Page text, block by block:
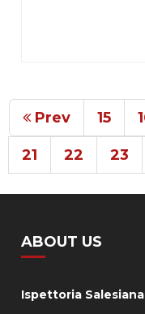
Prev 15
21 22 23
ABOUT US
Ispettoria